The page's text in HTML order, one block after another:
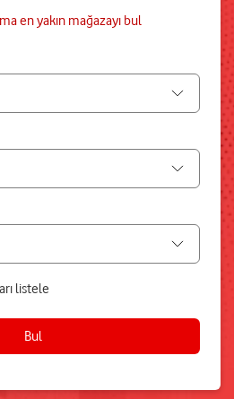
en yakın mağazayı bul
Bul
listele